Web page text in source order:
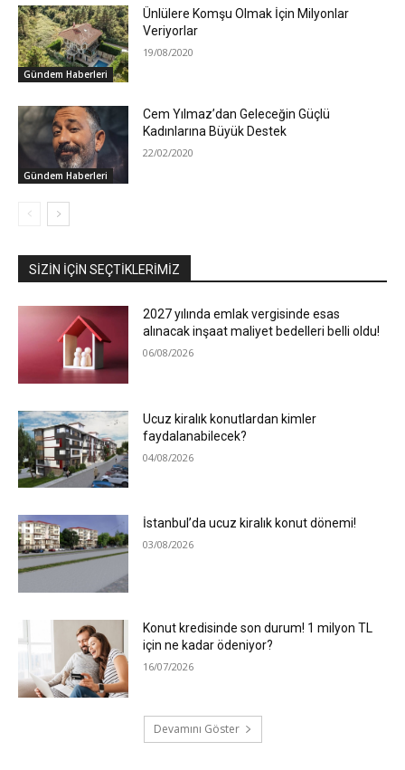
Gündem Haberleri
Ünlülere Komşu Olmak İçin Milyonlar
Veriyorlar
19/08/2020
Gündem Haberleri
Cem Yılmaz’dan Geleceğin Güçlü
Kadınlarına Büyük Destek
22/02/2020
SIZIN İÇIN SEÇTIKLERIMIZ
2027 yılında emlak vergisinde esas
alınacak inşaat maliyet bedelleri belli oldu!
06/08/2026
Ucuz kiralık konutlardan kimler
faydalanabilecek?
04/08/2026
İstanbul’da ucuz kiralık konut dönemi!
03/08/2026
Konut kredisinde son durum! 1 milyon TL
için ne kadar ödeniyor?
16/07/2026
Devamını Göster